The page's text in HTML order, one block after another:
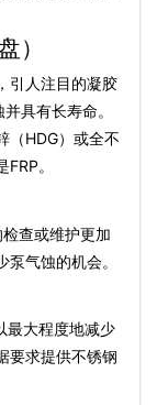
）
引人注目的凝胶
具有长寿命。
（HDG）或全不
。
查或维护更加
气蚀的机会。
最大程度地减少
要求提供不锈钢